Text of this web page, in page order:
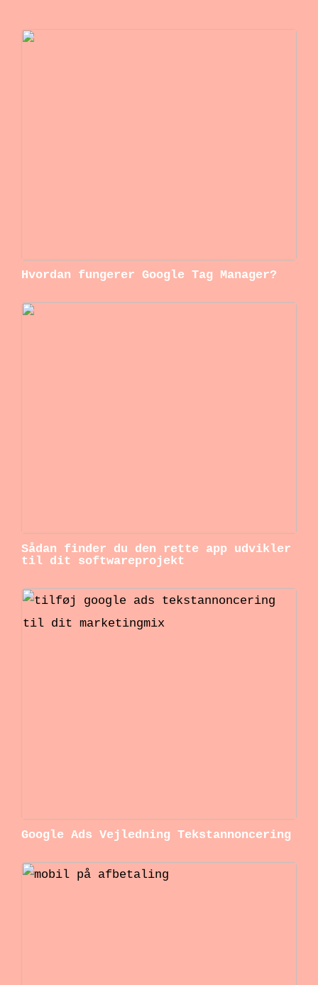
Hvordan fungerer Google Tag Manager?
Sådan finder du den rette app udvikler
til dit softwareprojekt
Google Ads Vejledning Tekstannoncering